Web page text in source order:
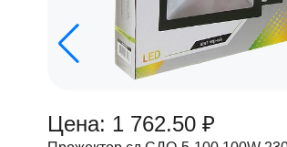
Цена: 1 762.50 ₽